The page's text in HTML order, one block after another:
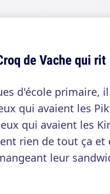
de Vache qui rit
d'école primaire,
qui avaient les
qui avaient les
rien de tout ça et
leur